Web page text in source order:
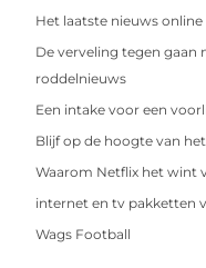
Het laatste nieuws online
De verveling tegen gaan
roddelnieuws
Een intake voor een
Blijf op de hoogte van
Waarom Netflix het wint
internet en tv pakketten
Wags Football